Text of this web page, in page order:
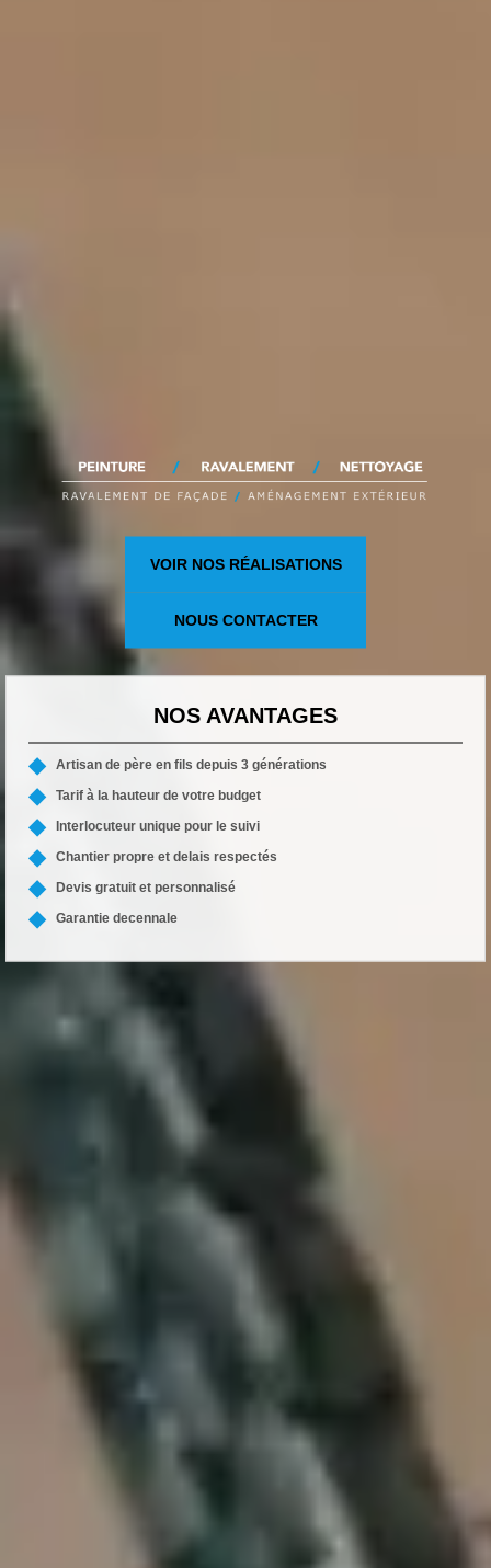
VOIR NOS RÉALISATIONS
NOUS CONTACTER
NOS AVANTAGES
Artisan de père en fils depuis 3 générations
Tarif à la hauteur de votre budget
Interlocuteur unique pour le suivi
Chantier propre et delais respectés
Devis gratuit et personnalisé
Garantie decennale